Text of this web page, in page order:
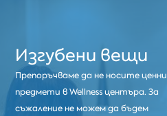
Изгубени вещи
Препоръчваме да не носите ценни
предмети в Wellness центъра. За
съжаление не можем да бъдем